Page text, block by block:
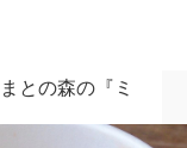
との森の『ミ